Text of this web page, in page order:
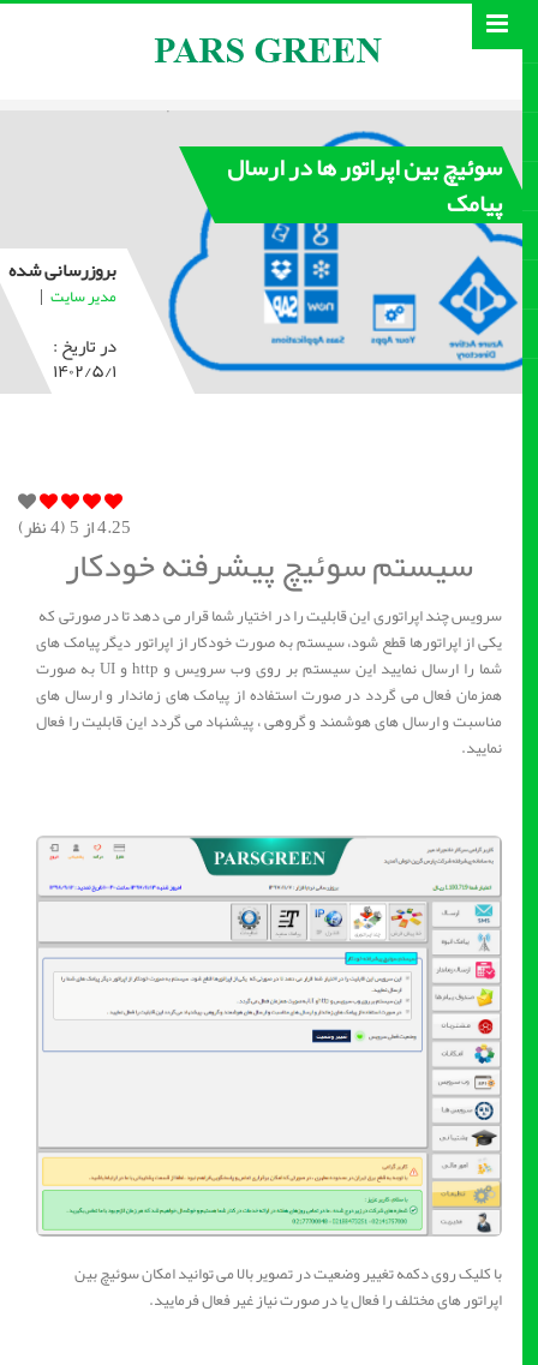
سوئیچ بین اپراتور ها در ارسال
پیامک
بروزرسانی شده
مدیر سایت |
در تاریخ :
۱۴۰۲/۵/۱
4.25از 5 ( 4نظر)
سیستم سوئیچ پیشرفته خودکار
سرویس چند اپراتوری این قابلیت را در اختیار شما قرار می دهد تا در صورتی که
یکی از اپراتورها قطع شود، سیستم به صورت خودکار از اپراتور دیگر پیامک های
شما را ارسال نمایید این سیستم بر روی وب سرویس و http و UI به صورت
همزمان فعال می گردد در صورت استفاده از پیامک های زماندار و ارسال های
مناسبت و ارسال های هوشمند و گروهی ، پیشنهاد می گردد این قابلیت را فعال
نمایید.
با کلیک روی دکمه تغییر وضعیت در تصویر بالا می توانید امکان سوئیچ بین
اپراتور های مختلف را فعال یا در صورت نیاز غیر فعال فرمایید.